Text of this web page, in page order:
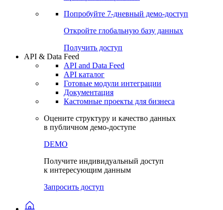
Чат
Проверка контрагента
Попробуйте7-дневный
Откройте глобальную базу данных
Получить доступ
API & Data Feed
API and Data Feed
Готовые модули интеграции
Документация
в публичном демо-доступе